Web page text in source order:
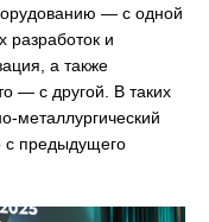
— с одной
разработок и
а также
— с другой. В таких
металлургический
с предыдущего